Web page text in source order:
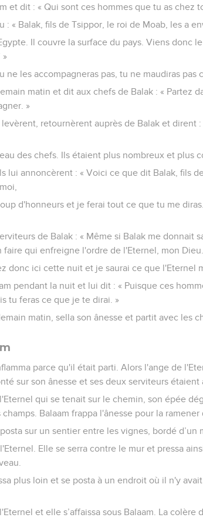
et dit : « Qui sont ces hommes que tu as chez
: « Balak, fils de Tsippor, le roi de Moab, les a
Il couvre la surface du pays. Viens donc
»
ne les accompagneras pas, tu ne maudiras pas
matin et dit aux chefs de Balak : « Partez
»
retournèrent auprès de Balak et dirent
des chefs. Ils étaient plus nombreux et plus
lui annoncèrent : « Voici ce que dit Balak, fils
d'honneurs et je ferai tout ce que tu me
de Balak : « Même si Balak me donnait
faire qui enfreigne l'ordre de l'Eternel, mon Dieu.
donc ici cette nuit et je saurai ce que l'Eternel
pendant la nuit et lui dit : « Puisque ces
tu feras ce que je te dirai. »
matin, sella son ânesse et partit avec les
parce qu'il était parti. Alors l'ange de
sur son ânesse et ses deux serviteurs étaient
qui se tenait sur le chemin, son épée
Balaam frappa l'ânesse pour la ramener
sur un sentier entre les vignes, bordé d’un
Elle se serra contre le mur et pressa
plus loin et se posta à un endroit où il n'y
et elle s’affaissa sous Balaam. La colère